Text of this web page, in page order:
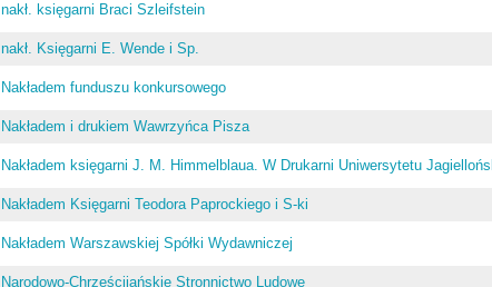
nakł. księgarni Braci Szleifstein
nakł. Księgarni E. Wende i Sp.
Nakładem funduszu konkursowego
Nakładem i drukiem Wawrzyńca Pisza
Nakładem księgarni J. M. Himmelblaua. W Drukarni Uniwersytetu
Nakładem Księgarni Teodora Paprockiego i S-ki
Nakładem Warszawskiej Spółki Wydawniczej
Narodowo-Chrześcijańskie Stronnictwo Ludowe